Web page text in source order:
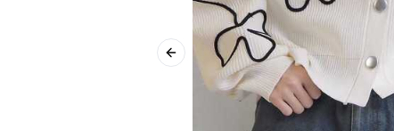
Previous slide